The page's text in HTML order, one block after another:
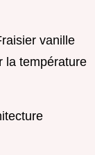
vanille
la température